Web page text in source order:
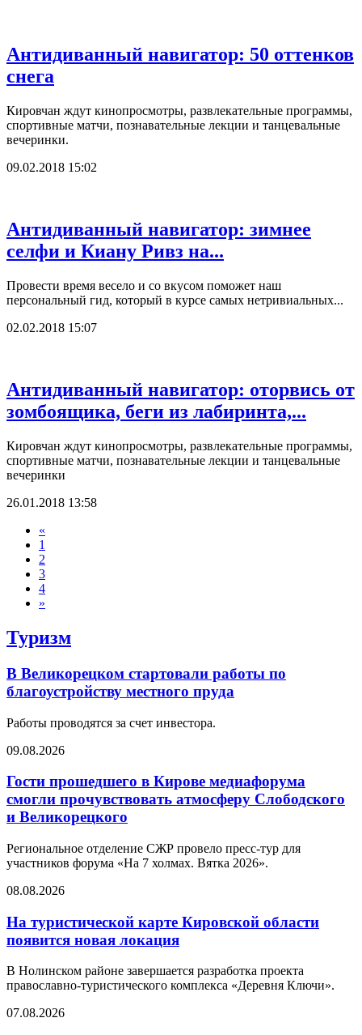
Антидиванный навигатор: 50 оттенков
снега
Кировчан ждут кинопросмотры, развлекательные программы,
спортивные матчи, познавательные лекции и танцевальные
вечеринки.
09.02.2018 15:02
Антидиванный навигатор: зимнее
селфи и Киану Ривз на...
Провести время весело и со вкусом поможет наш
персональный гид, который в курсе самых нетривиальных...
02.02.2018 15:07
Антидиванный навигатор: оторвись от
зомбоящика, беги из лабиринта,...
Кировчан ждут кинопросмотры, развлекательные программы,
спортивные матчи, познавательные лекции и танцевальные
вечеринки
26.01.2018 13:58
«
1
2
3
4
»
Туризм
В Великорецком стартовали работы по
благоустройству местного пруда
Работы проводятся за счет инвестора.
09.08.2026
Гости прошедшего в Кирове медиафорума
смогли прочувствовать атмосферу Слободского
и Великорецкого
Региональное отделение СЖР провело пресс-тур для
участников форума «На 7 холмах. Вятка 2026».
08.08.2026
На туристической карте Кировской области
появится новая локация
В Нолинском районе завершается разработка проекта
православно-туристического комплекса «Деревня Ключи».
07.08.2026